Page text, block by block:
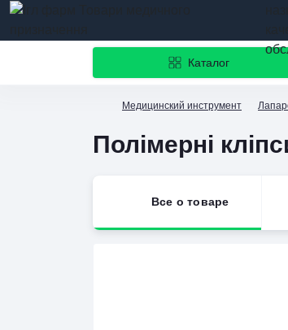
Каталог
Медицинский инструмент
Полімерні
Все о товаре